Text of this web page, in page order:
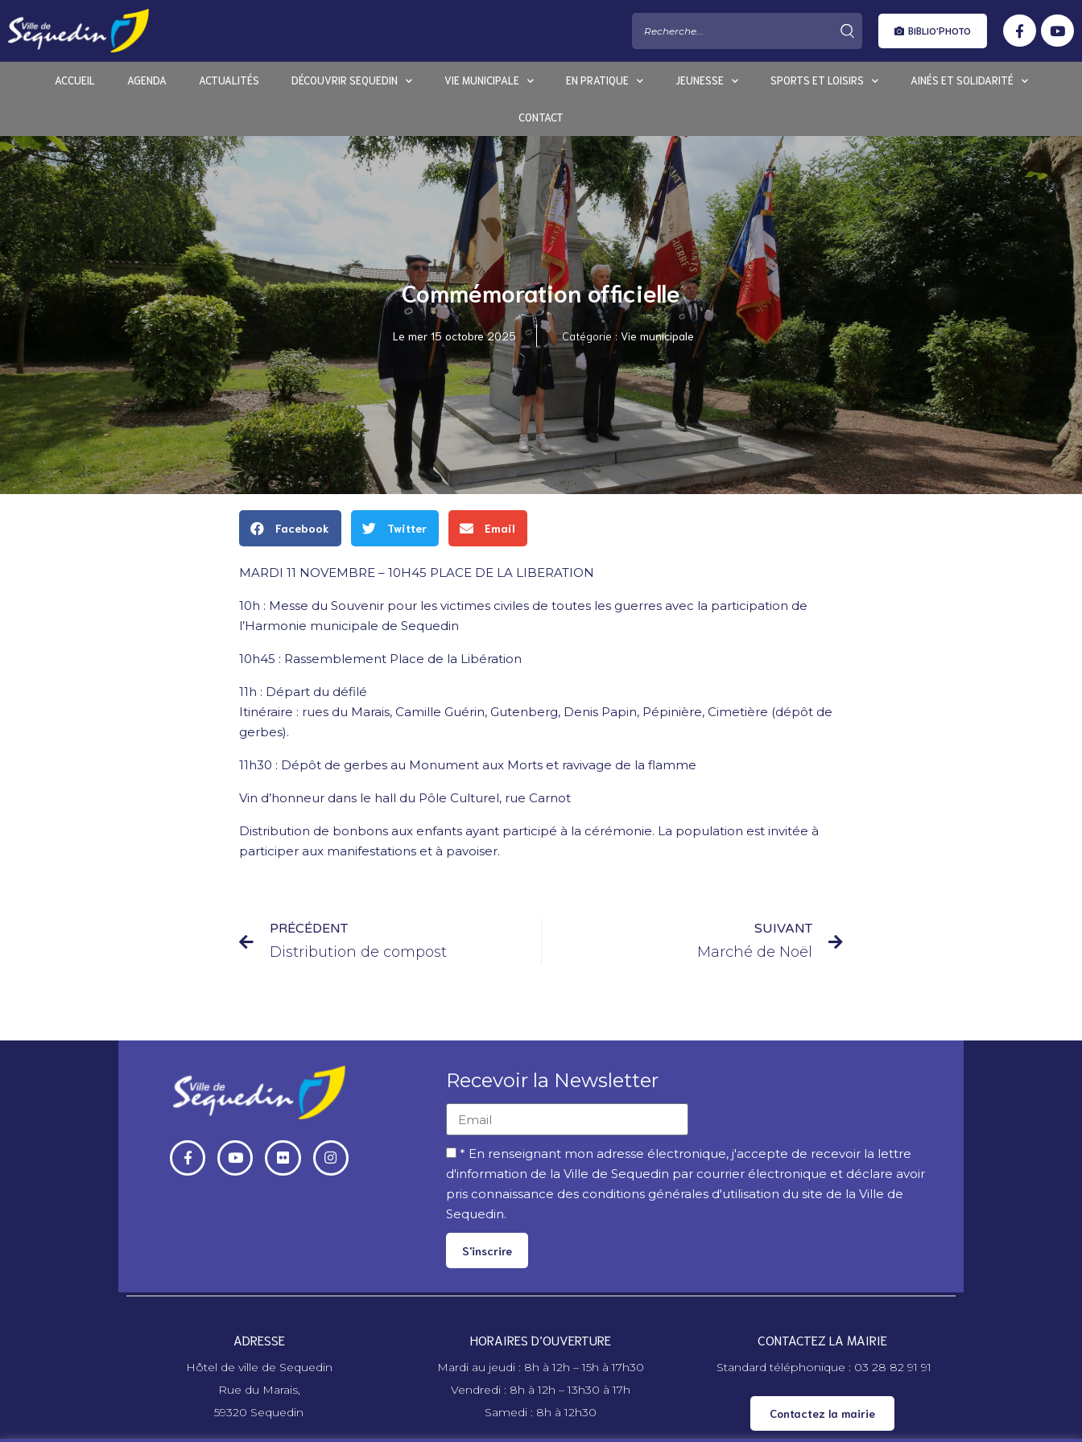
BIBLIO'PHOTO
ACCUEIL AGENDA ACTUALITÉS DÉCOUVRIR SEQUEDIN VIE MUNICIPALE EN PRATIQUE JEUNESSE SPORTS ET LOISIRS AINÉS ET SOLIDARITÉ
CONTACT
Commémoration officielle
Le mer 15 octobre 2025 Catégorie : Vie municipale
Facebook Twitter Email
MARDI 11 NOVEMBRE – 10H45 PLACE DE LA LIBERATION
10h : Messe du Souvenir pour les victimes civiles de toutes les guerres avec la participation de
l’Harmonie municipale de Sequedin
10h45 : Rassemblement Place de la Libération
11h : Départ du défilé
Itinéraire : rues du Marais, Camille Guérin, Gutenberg, Denis Papin, Pépinière, Cimetière (dépôt de
gerbes).
11h30 : Dépôt de gerbes au Monument aux Morts et ravivage de la flamme
Vin d’honneur dans le hall du Pôle Culturel, rue Carnot
Distribution de bonbons aux enfants ayant participé à la cérémonie. La population est invitée à
participer aux manifestations et à pavoiser.
PRÉCÉDENT
Distribution de compost
SUIVANT
Marché de Noël
Recevoir la Newsletter
* En renseignant mon adresse électronique, j'accepte de recevoir la lettre
d'information de la Ville de Sequedin par courrier électronique et déclare avoir
pris connaissance des conditions générales d'utilisation du site de la Ville de
Sequedin.
S'inscrire
ADRESSE
Hôtel de ville de Sequedin
Rue du Marais,
59320 Sequedin
HORAIRES D’OUVERTURE
Mardi au jeudi : 8h à 12h – 15h à 17h30
Vendredi : 8h à 12h – 13h30 à 17h
Samedi : 8h à 12h30
CONTACTEZ LA MAIRIE
Standard téléphonique : 03 28 82 91 91
Contactez la mairie